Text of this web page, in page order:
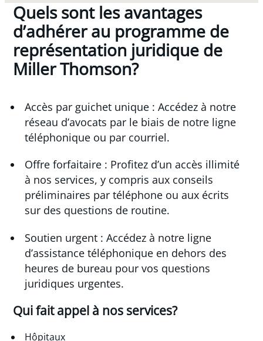
Quels sont les avantages
d’adhérer au programme de
représentation juridique de
Miller Thomson?
Accès par guichet unique : Accédez à notre
réseau d’avocats par le biais de notre ligne
téléphonique ou par courriel.
Offre forfaitaire : Profitez d’un accès illimité
à nos services, y compris aux conseils
préliminaires par téléphone ou aux écrits
sur des questions de routine.
Soutien urgent : Accédez à notre ligne
d’assistance téléphonique en dehors des
heures de bureau pour vos questions
juridiques urgentes.
Qui fait appel à nos services?
Hôpitaux